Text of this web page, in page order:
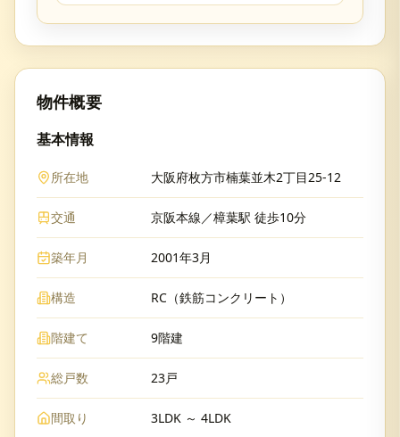
物件概要
基本情報
所在地 大阪府枚方市楠葉並木2丁目25-12
交通 京阪本線／樟葉駅 徒歩10分
築年月 2001年3月
構造 RC（鉄筋コンクリート）
階建て 9階建
総戸数 23戸
間取り 3LDK ～ 4LDK